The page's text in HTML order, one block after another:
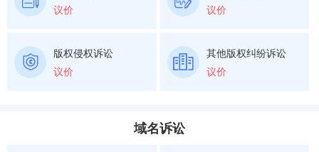
议价
议价
版权侵权诉讼
议价
其他版权纠纷诉讼
议价
域名诉讼